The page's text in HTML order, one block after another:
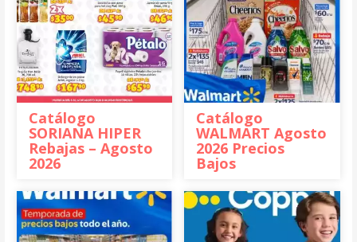
Catálogo
SORIANA HIPER
Rebajas – Agosto
2026
Catálogo
WALMART Agosto
2026 Precios
Bajos